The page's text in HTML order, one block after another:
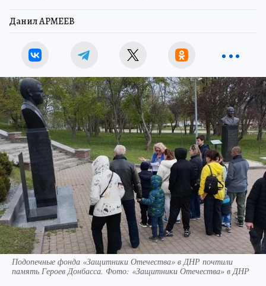
Данил АРМЕЕВ
Подопечные фонда «Защитники Отечества» в ДНР почтили
память Героев Донбасса. Фото: «Защитники Отечества» в ДНР